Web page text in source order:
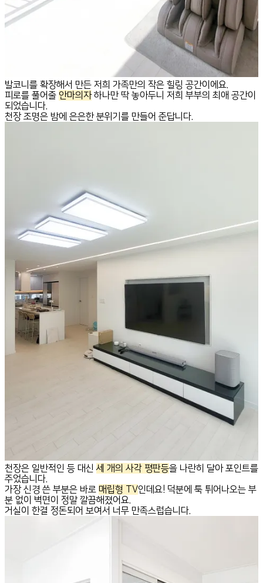
발코니를 확장해서 만든 저희 가족만의 작은 힐링 공간이에요.
피로를 풀어줄 안마의자하나만 딱 놓아두니 저희 부부의 최애 공간이
되었습니다.
천장 조명은 밤에 은은한 분위기를 만들어 준답니다.
천장은 일반적인 등 대신세 개의 사각 평판등을 나란히 달아 포인트를
주었습니다.
가장 신경 쓴 부분은 바로 매립형 TV인데요! 덕분에 툭 튀어나오는 부
분 없이 벽면이 정말 깔끔해졌어요.
거실이 한결 정돈되어 보여서 너무 만족스럽습니다.